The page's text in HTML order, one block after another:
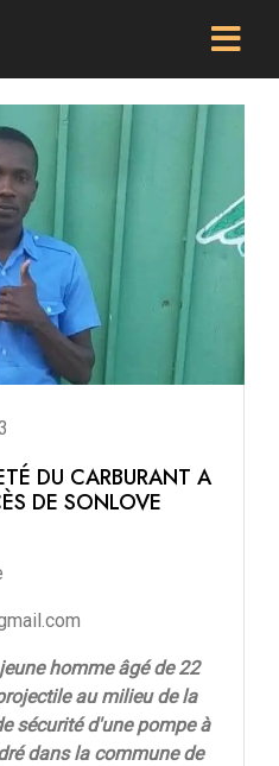
DU CARBURANT A
DE SONLOVE
homme âgé de 22
au milieu de la
sécurité d'une pompe à
dans la commune de